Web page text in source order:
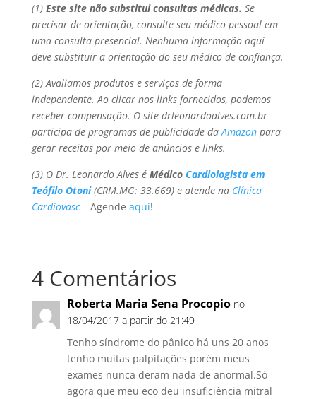
(1) Este site não substitui consultas médicas. Se
precisar de orientação, consulte seu médico pessoal em
uma consulta presencial. Nenhuma informação aqui
deve substituir a orientação do seu médico de confiança.
(2) Avaliamos produtos e serviços de forma
independente. Ao clicar nos links fornecidos, podemos
receber compensação. O site drleonardoalves.com.br
participa de programas de publicidade da Amazonpara
gerar receitas por meio de anúncios e links.
(3) O Dr. Leonardo Alves é Médico Cardiologista em
Teófilo Otoni(CRM.MG: 33.669) e atende na Clínica
Cardiovasc– Agende aqui!
4 Comentários
Roberta Maria Sena Procopio no
18/04/2017 a partir do 21:49
Tenho síndrome do pânico há uns 20 anos
tenho muitas palpitações porém meus
exames nunca deram nada de anormal.Só
agora que meu eco deu insuficiência mitral